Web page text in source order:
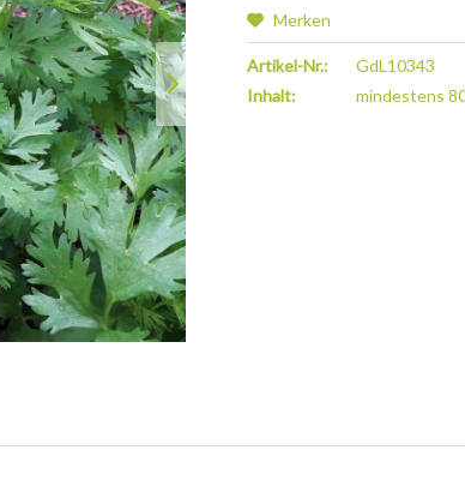
Merken
Artikel-Nr.:
GdL10343
Inhalt:
mindestens